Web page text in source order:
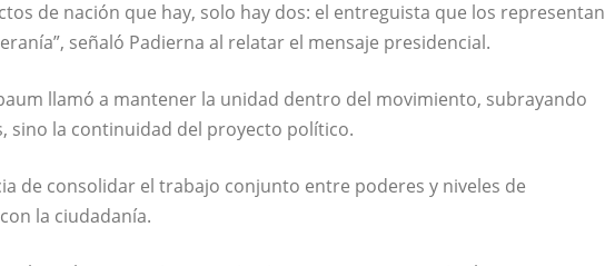
de nación que hay, solo hay dos: el entreguista que los representan
señaló Padierna al relatar el mensaje presidencial.
llamó a mantener la unidad dentro del movimiento, subrayando
sino la continuidad del proyecto político.
de consolidar el trabajo conjunto entre poderes y niveles de
la ciudadanía.